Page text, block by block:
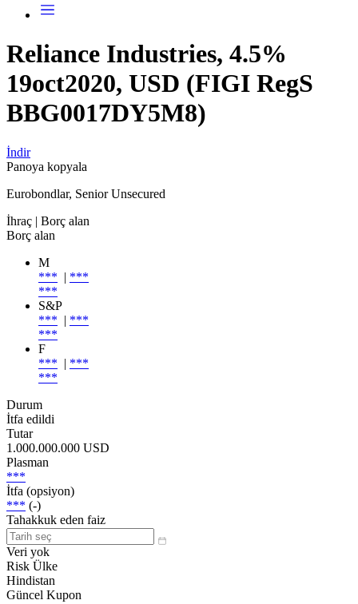
Reliance Industries, 4.5%
19oct2020, USD (FIGI RegS
BBG0017DY5M8)
İndir
Panoya kopyala
Eurobondlar, Senior Unsecured
İhraç | Borç alan
Borç alan
M
*** | ***
***
S&P
*** | ***
***
F
*** | ***
***
Durum
İtfa edildi
Tutar
1.000.000.000 USD
Plasman
***
İtfa (opsiyon)
*** (-)
Tahakkuk eden faiz
Veri yok
Risk Ülke
Hindistan
Güncel Kupon